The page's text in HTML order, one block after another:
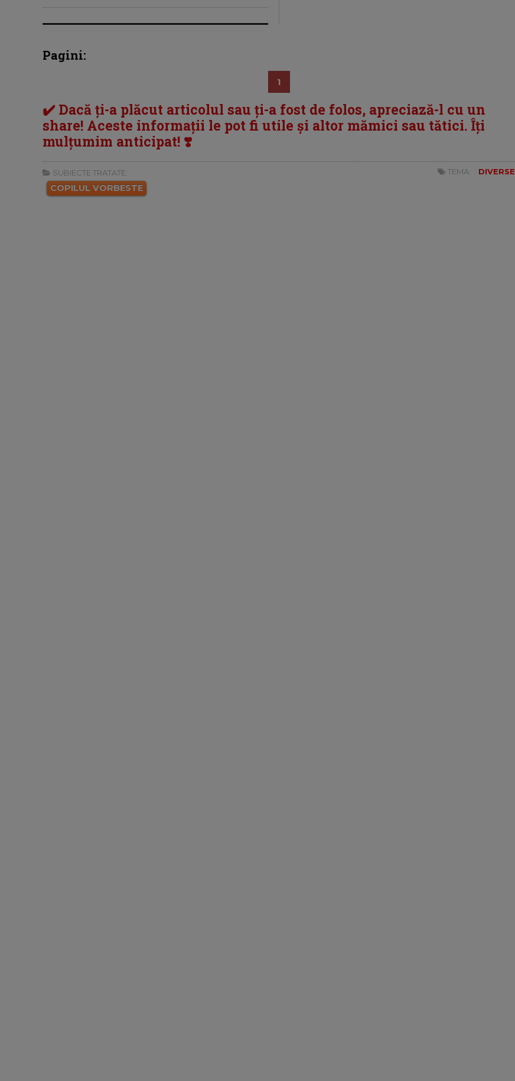
Pagini:
1
✔️ Dacă ți-a plăcut articolul sau ți-a fost de folos, apreciază-l cu un
share! Aceste informații le pot fi utile și altor mămici sau tătici. Îți
mulțumim anticipat! ❣️
SUBIECTE TRATATE:
COPILUL VORBESTE
TEMA: DIVERSE